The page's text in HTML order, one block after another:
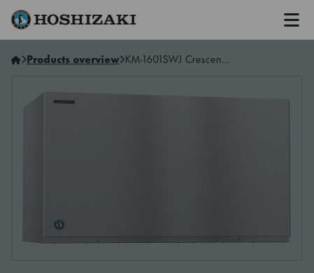
Hoshizaki Norway
Products overview KM-1601SWJ Crescent Ice Maker, Stackable & Modular